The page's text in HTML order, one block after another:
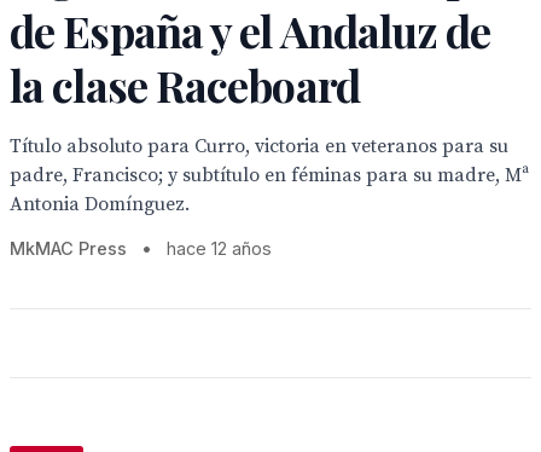
de España y el Andaluz de
la clase Raceboard
Título absoluto para Curro, victoria en veteranos para su
padre, Francisco; y subtítulo en féminas para su madre, Mª
Antonia Domínguez.
MkMAC Press • hace 12 años